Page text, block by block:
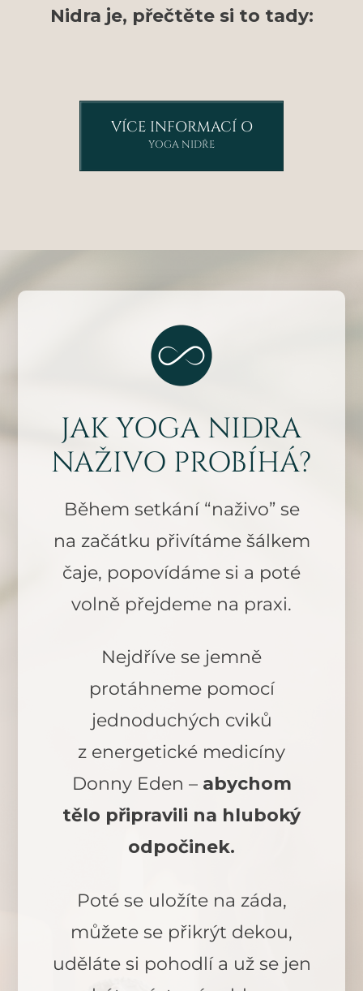
Nidra je, přečtěte si to tady:
VÍCE INFORMACÍ O
YOGA NIDŘE
JAK YOGA NIDRA
NAŽIVO PROBÍHÁ?
Během setkání “naživo” se
na začátku přivítáme šálkem
čaje, popovídáme si a poté
volně přejdeme na praxi.
Nejdříve se jemně
protáhneme pomocí
jednoduchých cviků
z energetické medicíny
Donny Eden –abychom
tělo připravili na hluboký
odpočinek.
Poté se uložíte na záda,
můžete se přikrýt dekou,
uděláte si pohodlí a už se jen